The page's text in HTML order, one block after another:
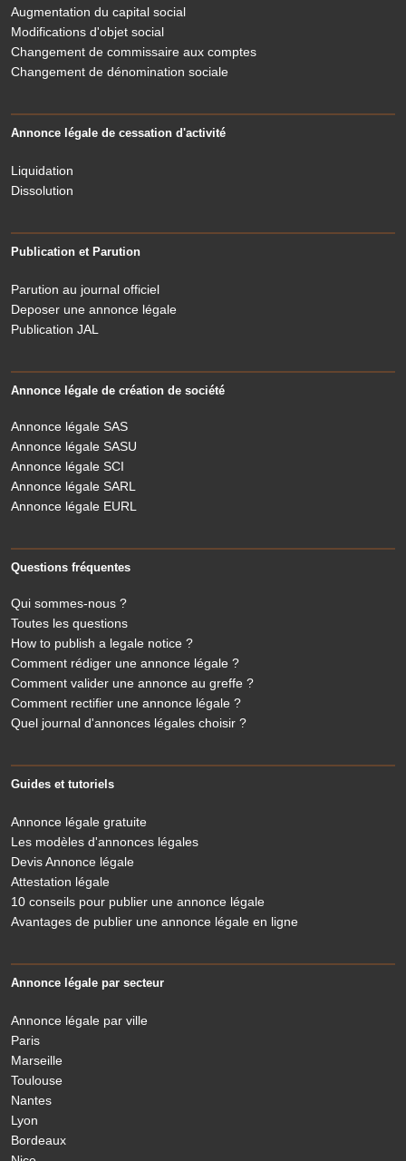
Augmentation du capital social
Modifications d'objet social
Changement de commissaire aux comptes
Changement de dénomination sociale
Annonce légale de cessation d'activité
Liquidation
Dissolution
Publication et Parution
Parution au journal officiel
Deposer une annonce légale
Publication JAL
Annonce légale de création de société
Annonce légale SAS
Annonce légale SASU
Annonce légale SCI
Annonce légale SARL
Annonce légale EURL
Questions fréquentes
Qui sommes-nous ?
Toutes les questions
How to publish a legale notice ?
Comment rédiger une annonce légale ?
Comment valider une annonce au greffe ?
Comment rectifier une annonce légale ?
Quel journal d'annonces légales choisir ?
Guides et tutoriels
Annonce légale gratuite
Les modèles d'annonces légales
Devis Annonce légale
Attestation légale
10 conseils pour publier une annonce légale
Avantages de publier une annonce légale en ligne
Annonce légale par secteur
Annonce légale par ville
Paris
Marseille
Toulouse
Nantes
Lyon
Bordeaux